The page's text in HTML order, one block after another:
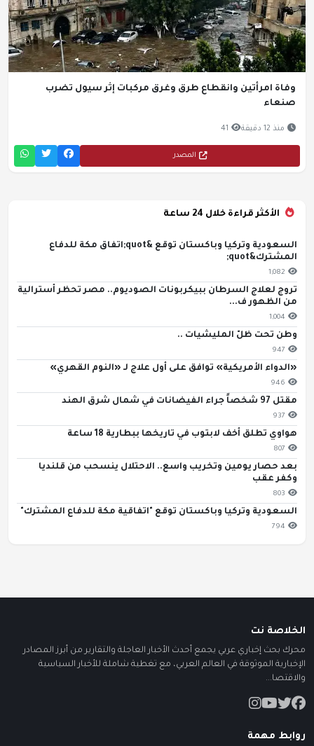
وفاة امرأتين وانقطاع طرق وغرق مركبات إثر سيول تضرب
صنعاء
منذ 12 دقيقة 41
المصدر
الأكثر قراءة خلال 24 ساعة
السعودية وتركيا وباكستان توقع &quot;اتفاق مكة للدفاع
المشترك&quot;
1,082
تروج لعلاج السرطان ببيكربونات الصوديوم.. مصر تحظر أسترالية
من الظهور ف...
1,004
وطن تحت ظلّ المليشيات ..
947
«الدواء الأمريكية» توافق على أول علاج لـ «النوم القهري»
946
مقتل 97 شخصاً جراء الفيضانات في شمال شرق الهند
937
هواوي تطلق أخف لابتوب في تاريخها ببطارية 18 ساعة
807
بعد حصار يومين وتخريب واسع.. الاحتلال ينسحب من قلنديا
وكفر عقب
803
السعودية وتركيا وباكستان توقع "اتفاقية مكة للدفاع المشترك"
794
الخلاصة نت
محرك بحث إخباري عربي يجمع أحدث الأخبار العاجلة والتقارير من أبرز المصادر
الإخبارية الموثوقة في العالم العربي، مع تغطية شاملة للأخبار السياسية
والاقتصا...
روابط مهمة